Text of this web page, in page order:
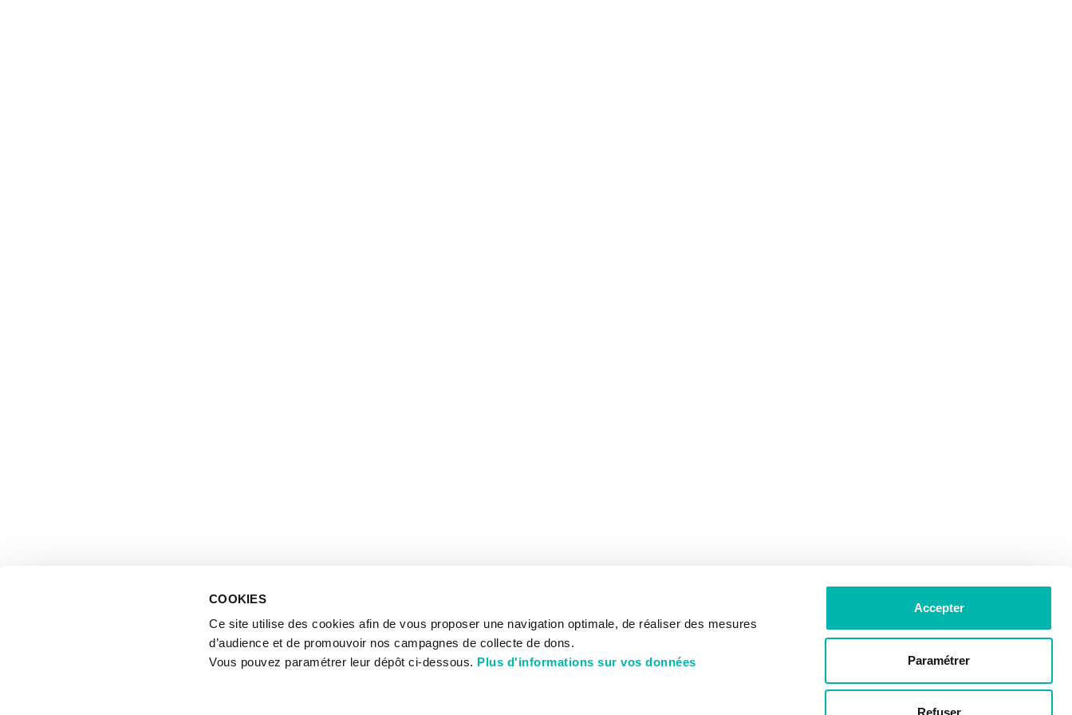
COOKIES
Ce site utilise des cookies afin de vous proposer une navigation optimale, de réaliser des mesures
d’audience et de promouvoir nos campagnes de collecte de dons.
Vous pouvez paramétrer leur dépôt ci-dessous. Plus d'informations sur vos données
Accepter
Paramétrer
Refuser